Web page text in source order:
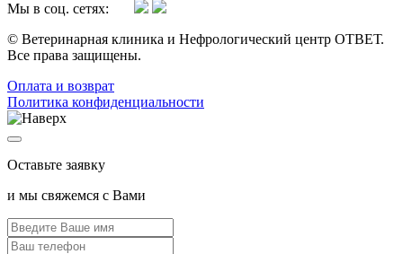
Мы в соц. сетях:
© Ветеринарная клиника и Нефрологический центр ОТВЕТ.
Все права защищены.
Oплата и возврат
Политика конфиденциальности
Оставьте заявку
и мы свяжемся с Вами